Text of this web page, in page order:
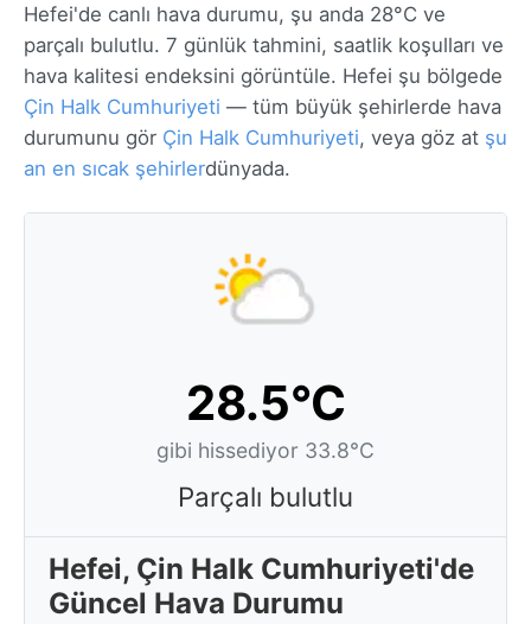
Hefei'de canlı hava durumu, şu anda 28°C ve
parçalı bulutlu. 7 günlük tahmini, saatlik koşulları ve
hava kalitesi endeksini görüntüle. Hefei şu bölgede
Çin Halk Cumhuriyeti — tüm büyük şehirlerde hava
durumunu gör Çin Halk Cumhuriyeti, veya göz at şu
an en sıcak şehirlerdünyada.
28.5°C
gibi hissediyor 33.8°C
Parçalı bulutlu
Hefei, Çin Halk Cumhuriyeti'de
Güncel Hava Durumu